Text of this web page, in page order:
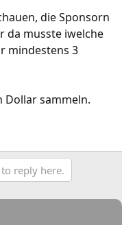
die Sponsorn
da musste iwelche
mindestens 3
Dollar sammeln.
reply here.